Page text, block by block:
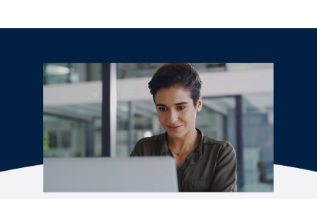
AI-Powered ERP: The Workday Platform
2025년 서비스 중심 엔터프라이즈용 클라우드 ERP 가
트너® 매직 쿼드런트™ (영문)